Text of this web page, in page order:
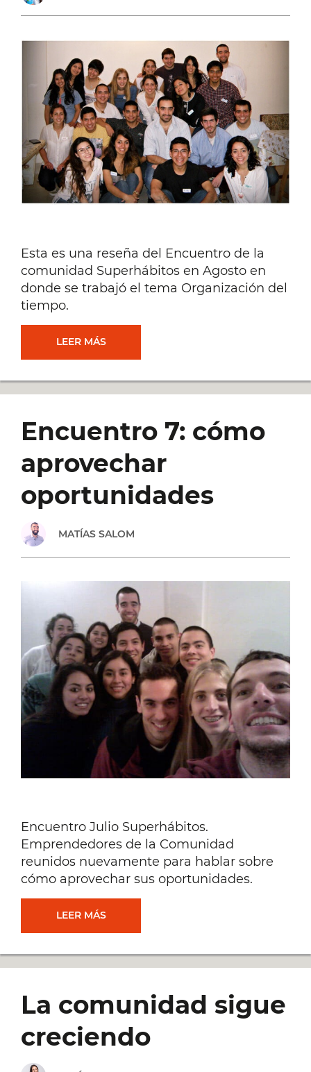
Esta es una reseña del Encuentro de la
comunidad Superhábitos en Agosto en
donde se trabajó el tema Organización del
tiempo.
LEER MÁSLA
MIRÁ
EN
EL
ENCUENTRO
DE
AGOSTO
Encuentro 7: cómo
aprovechar
oportunidades
MATÍAS SALOM
Encuentro Julio Superhábitos.
Emprendedores de la Comunidad
reunidos nuevamente para hablar sobre
cómo aprovechar sus oportunidades.
LEER MÁSENCUENTRO
APROVECHAR
La comunidad sigue
creciendo